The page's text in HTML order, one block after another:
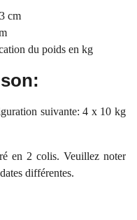
cm
du poids en kg
suivante: 4 x 10 kg
en 2 colis. Veuillez noter
différentes.